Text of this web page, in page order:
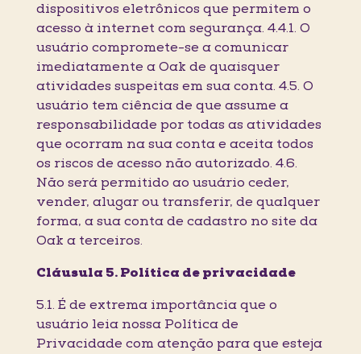
dispositivos eletrônicos que permitem o
acesso à internet com segurança. 4.4.1. O
usuário compromete-se a comunicar
imediatamente a Oak de quaisquer
atividades suspeitas em sua conta. 4.5. O
usuário tem ciência de que assume a
responsabilidade por todas as atividades
que ocorram na sua conta e aceita todos
os riscos de acesso não autorizado. 4.6.
Não será permitido ao usuário ceder,
vender, alugar ou transferir, de qualquer
forma, a sua conta de cadastro no site da
Oak a terceiros.
Cláusula 5. Política de privacidade
5.1. É de extrema importância que o
usuário leia nossa Política de
Privacidade com atenção para que esteja